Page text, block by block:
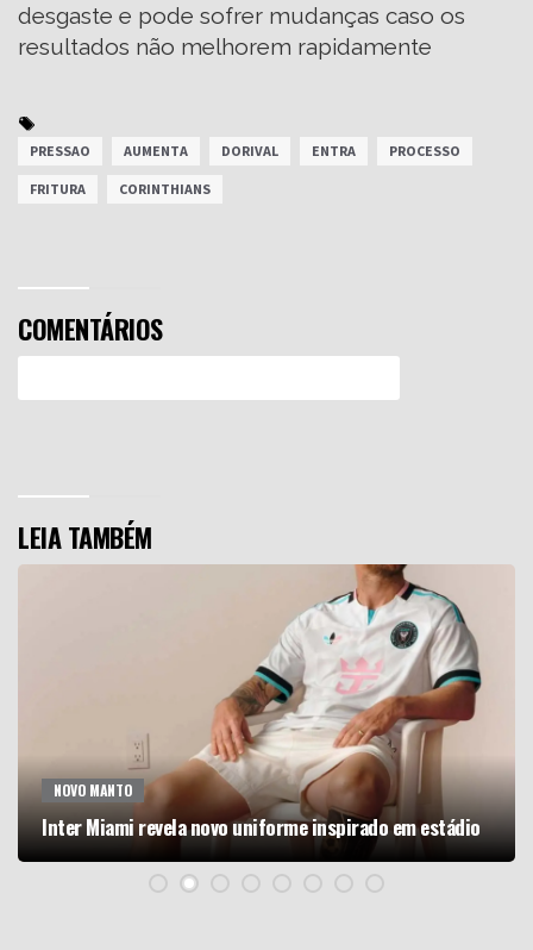
desgaste e pode sofrer mudanças caso os
resultados não melhorem rapidamente
PRESSAO AUMENTA DORIVAL ENTRA PROCESSO
FRITURA CORINTHIANS
COMENTÁRIOS
LEIA TAMBÉM
NOVO MANTO
Inter Miami revela novo uniforme inspirado em estádio